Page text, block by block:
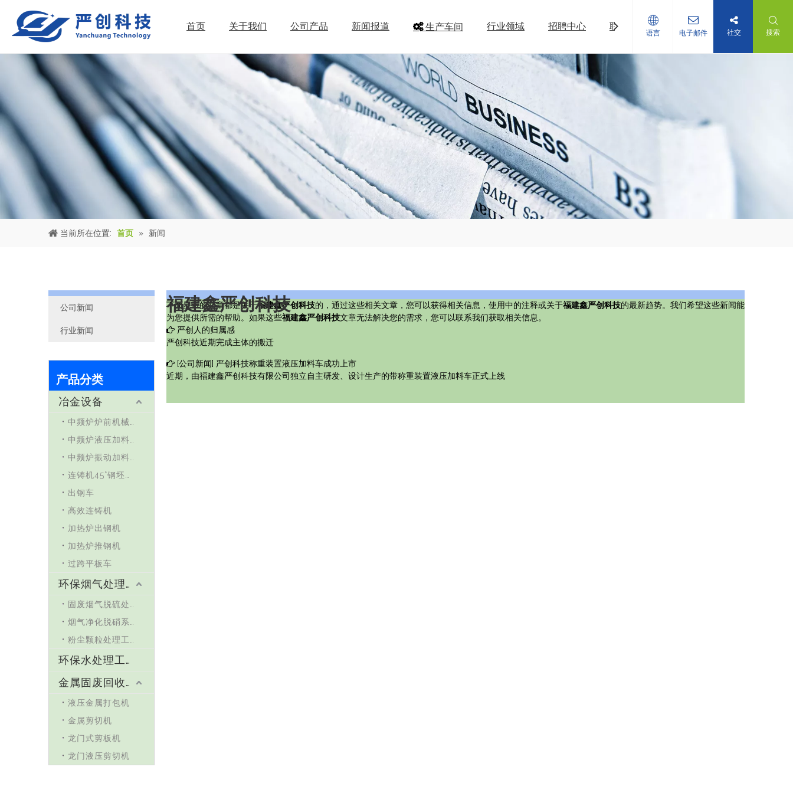
首页 关于我们 公司产品 新闻报道 生产车间 行业领域 招聘中心 联系我们
语言 电子邮件 社交 搜索
当前所在位置: 首页 » 新闻
公司新闻
行业新闻
产品分类
冶金设备
出钢车
高效连铸机
加热炉出钢机
加热炉推钢机
过跨平板车
环保烟气处理工程
环保水处理工程
金属固废回收机械设备
液压金属打包机
金属剪切机
龙门式剪板机
龙门液压剪切机
福建鑫严创科技
下面显示的文章都是关于福建鑫严创科技的，通过这些相关文章，您可以获得相关信息，使用中的注释或关于福建鑫严创科技的最新趋势。我们希望这些新闻能
为您提供所需的帮助。如果这些福建鑫严创科技文章无法解决您的需求，您可以联系我们获取相关信息。
严创人的归属感
严创科技近期完成主体的搬迁
[公司新闻] 严创科技称重装置液压加料车成功上市
近期，由福建鑫严创科技有限公司独立自主研发、设计生产的带称重装置液压加料车正式上线